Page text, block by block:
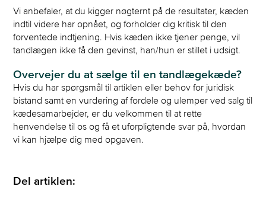
Vi anbefaler, at du kigger nøgternt på de resultater, kæden
indtil videre har opnået, og forholder dig kritisk til den
forventede indtjening. Hvis kæden ikke tjener penge, vil
tandlægen ikke få den gevinst, han/hun er stillet i udsigt.
Overvejer du at sælge til en tandlægekæde?
Hvis du har spørgsmål til artiklen eller behov for juridisk
bistand samt en vurdering af fordele og ulemper ved salg til
kædesamarbejder, er du velkommen til at rette
henvendelse til os og få et uforpligtende svar på, hvordan
vi kan hjælpe dig med opgaven.
Del artiklen: